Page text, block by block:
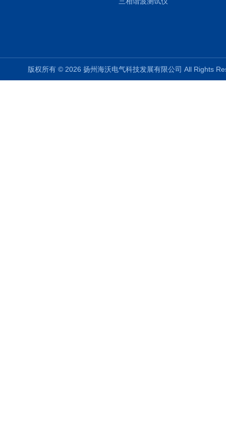
版权所有 © 2026 扬州海沃电气科技发展有限公司 All